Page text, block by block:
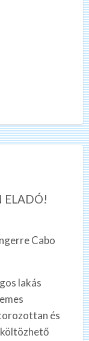
ELADÓ!
Cabo
lakás
és